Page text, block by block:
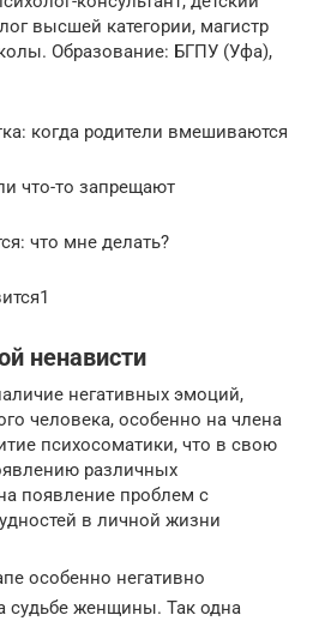
высшей категории, магистр
Образование: БГПУ (Уфа),
когда родители вмешиваются
что-то запрещают
что мне делать?
ненависти
негативных эмоций,
человека, особенно на члена
психосоматики, что в свою
различных
появление проблем с
в личной жизни
особенно негативно
судьбе женщины. Так одна